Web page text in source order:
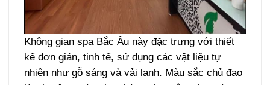
Không gian spa Bắc Âu này đặc trưng với thiết
kế đơn giản, tinh tế, sử dụng các vật liệu tự
nhiên như gỗ sáng và vải lanh. Màu sắc chủ đạo